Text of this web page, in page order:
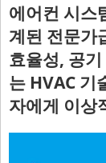
에어컨 시스
계된 전문가
효율성, 공
는 HVAC 기
자에게 이상